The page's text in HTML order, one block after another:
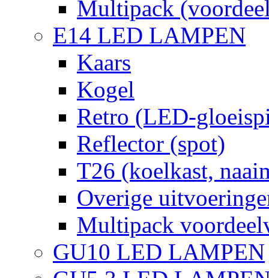
Multipack
E14 LED LAMPEN
Kaars
Kogel
Retro (LED-
Reflector (spot)
T26 (koelkast,
Overige
Multipack
GU10 LED LAMPEN